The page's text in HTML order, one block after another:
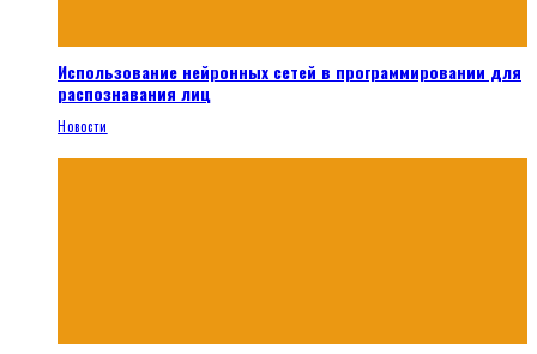
Использование нейронных сетей в программировании для
распознавания лиц
Новости